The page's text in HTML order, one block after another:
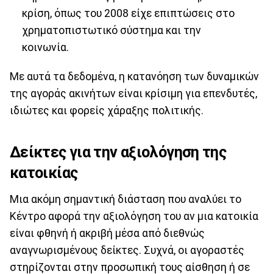
κρίση, όπως του 2008 είχε επιπτώσεις στο
χρηματοπιστωτικό σύστημα και την
κοινωνία.
Με αυτά τα δεδομένα, η κατανόηση των δυναμικών
της αγοράς ακινήτων είναι κρίσιμη για επενδυτές,
ιδιώτες και φορείς χάραξης πολιτικής.
Δείκτες για την αξιολόγηση της
κατοικίας
Μια ακόμη σημαντική διάσταση που αναλύει το
Κέντρο αφορά την αξιολόγηση του αν μια κατοικία
είναι φθηνή ή ακριβή μέσα από διεθνώς
αναγνωρισμένους δείκτες. Συχνά, οι αγοραστές
στηρίζονται στην προσωπική τους αίσθηση ή σε